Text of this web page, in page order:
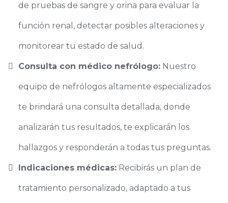
de pruebas de sangre y orina para evaluar la
función renal, detectar posibles alteraciones y
monitorear tu estado de salud.
Consulta con médico nefrólogo: Nuestro
equipo de nefrólogos altamente especializados
te brindará una consulta detallada, donde
analizarán tus resultados, te explicarán los
hallazgos y responderán a todas tus preguntas.
Indicaciones médicas: Recibirás un plan de
tratamiento personalizado, adaptado a tus